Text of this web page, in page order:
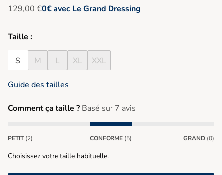
129,00 €0€ avec Le Grand Dressing
Taille :
S M L XL XXL
Guide des tailles
Comment ça taille ? Basé sur 7 avis
PETIT (2) CONFORME (5) GRAND (0)
Choisissez votre taille habituelle.